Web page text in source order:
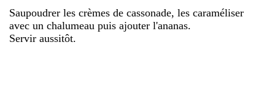
Saupoudrer les crèmes de cassonade, les caraméliser
avec un chalumeau puis ajouter l'ananas.
Servir aussitôt.